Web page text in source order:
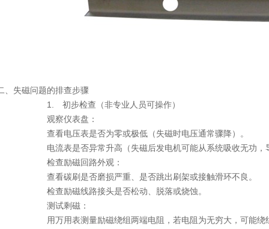
失磁问题的排查步骤
初步检查（非专业人员可操作）
察仪表盘：
看电压表是否为零或极低（失磁时电压通常骤降）。
流表是否异常升高（失磁后发电机可能从系统吸收无功，
查励磁回路外观：
看碳刷是否磨损严重、是否跳出刷架或接触滑环不良
查励磁线路接头是否松动、脱落或烧蚀。
试剩磁：
万用表测量励磁绕组两端电阻，若电阻为无穷大，可能绕